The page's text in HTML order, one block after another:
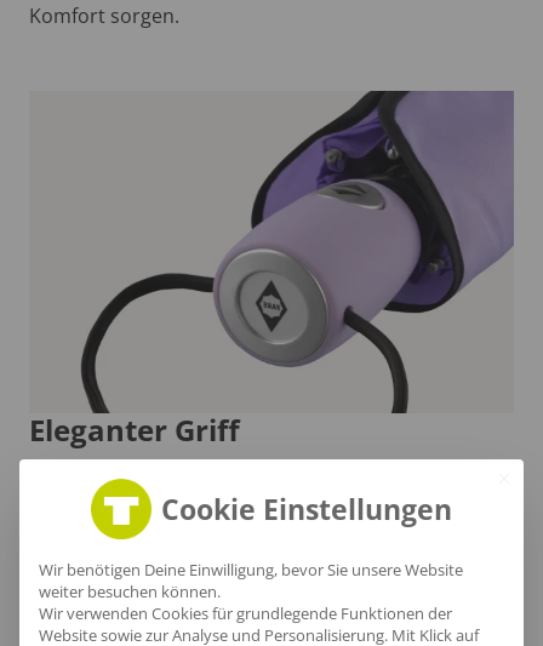
Komfort sorgen.
Eleganter Griff
Der Soft-Touch-Griff in stilvoller Bezugsfarbe bietet
nicht nur hohen Komfort beim Tragen, sondern ist
die das schnelle Öffnen und Schließen des
Taschenschirms ermöglicht.
Cookie Einstellungen
Wir benötigen Deine Einwilligung, bevor Sie unsere Website
weiter besuchen können.
Wir verwenden Cookies für grundlegende Funktionen der
Website sowie zur Analyse und Personalisierung. Mit Klick auf